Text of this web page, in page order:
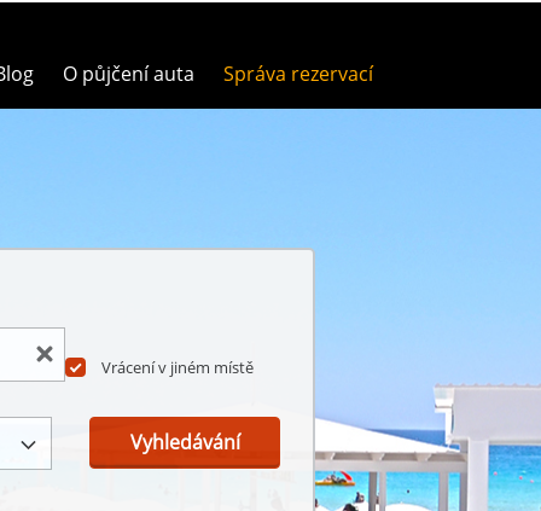
O půjčení auta Správa rezervací
Vrácení v jiném místě
Vyhledávání